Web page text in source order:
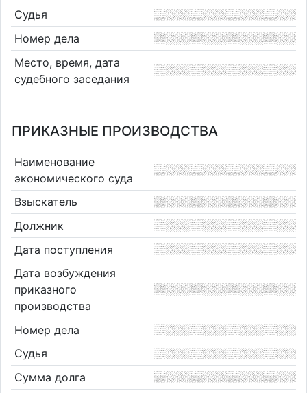
Судья
Номер дела
Место, время, дата
судебного заседания
ПРИКАЗНЫЕ ПРОИЗВОДСТВА
Наименование
экономического суда
Взыскатель
Должник
Дата поступления
Дата возбуждения
приказного
производства
Номер дела
Судья
Сумма долга